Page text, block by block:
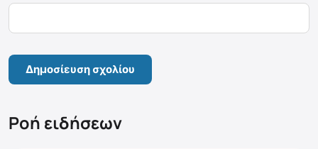
Ροή ειδήσεων